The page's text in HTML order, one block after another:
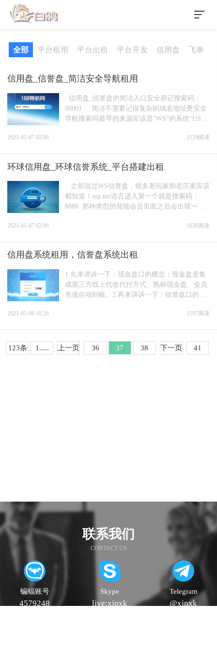
全部 平台租用 平台出租 平台开发 信用盘 飞单
信用盘_信誉盘_简洁安全导航租用
信用盘_信誉盘的简洁入口安全易记搜索码：
00001 简洁不需要记得复杂的域名地址更安全
导航搜索码最早的来源应该是“WS”的系统“US”
2021-01-07 02.08 2129阅读
环球信用盘_环球信誉系统_平台搭建出租
之前说过WS信誉盘，很多老玩家和老庄家应该
都知道！asp.net语言进入第一个就是搜索码：
8888 那种类型的登陆会员页面之后会出现一个
2021-01-07 02.06 1636阅读
信用盘系统租用，信誉盘系统出租
1.先来讲诉一下：现金盘口的概念；现金盘是集
成第三方线上代收代付方式、熟称现金盘、会员
充值自动到账。2.再来讲诉一下：信誉盘口的概
2021-01-06 10.26 2197阅读
123条 1..... 上一页 36 37 38 下一页 41
联系我们
CONTACT US
蝙蝠账号
4579248
Skype
live:xjpxk
Telegram
@xjpxk